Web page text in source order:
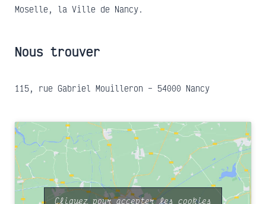
Moselle, la Ville de Nancy.
Nous trouver
115, rue Gabriel Mouilleron – 54000 Nancy
Cliquez pour accepter les cookies